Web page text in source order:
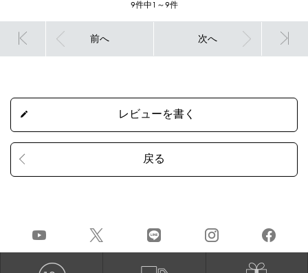
9件中1～9件
前へ 次へ